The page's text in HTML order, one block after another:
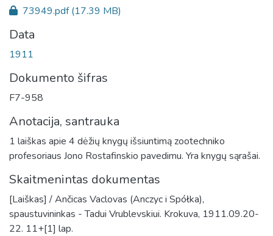
73949.pdf(17.39 MB)
Data
1911
Dokumento šifras
F7-958
Anotacija, santrauka
1 laiškas apie 4 dėžių knygų išsiuntimą zootechniko
profesoriaus Jono Rostafinskio pavedimu. Yra knygų sąrašai.
Skaitmenintas dokumentas
[Laiškas] / Ančicas Vaclovas (Anczyc i Spółka),
spaustuvininkas - Tadui Vrublevskiui. Krokuva, 1911.09.20-
22. 11+[1] lap.